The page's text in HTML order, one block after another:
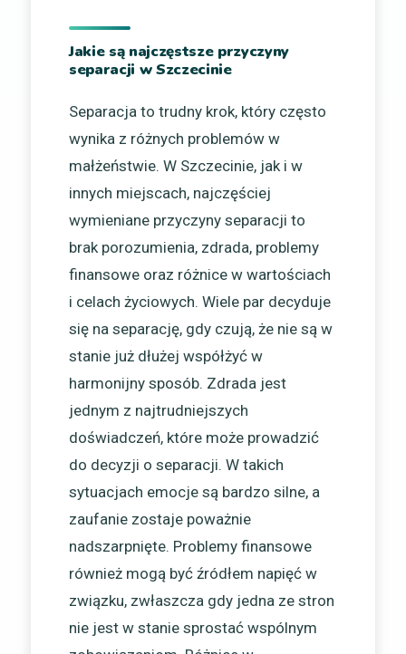
Jakie są najczęstsze przyczyny
separacji w Szczecinie
Separacja to trudny krok, który często
wynika z różnych problemów w
małżeństwie. W Szczecinie, jak i w
innych miejscach, najczęściej
wymieniane przyczyny separacji to
brak porozumienia, zdrada, problemy
finansowe oraz różnice w wartościach
i celach życiowych. Wiele par decyduje
się na separację, gdy czują, że nie są w
stanie już dłużej współżyć w
harmonijny sposób. Zdrada jest
jednym z najtrudniejszych
doświadczeń, które może prowadzić
do decyzji o separacji. W takich
sytuacjach emocje są bardzo silne, a
zaufanie zostaje poważnie
nadszarpnięte. Problemy finansowe
również mogą być źródłem napięć w
związku, zwłaszcza gdy jedna ze stron
nie jest w stanie sprostać wspólnym